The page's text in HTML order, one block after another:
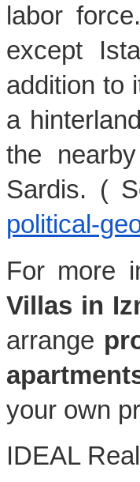
labor
except
addition to
a
the
Sardis. (
political-
For more
Villas in
arrange
your own
IDEAL